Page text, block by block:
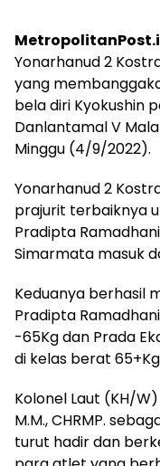
Yonarhanud 2
yang
bela diri Kyokushin
Danlantamal V
Minggu (4/9/2022).
Yonarhanud 2
prajurit terbaiknya
Pradipta
Simarmata masuk
Keduanya berhasil
Pradipta
-65Kg dan Prada
di kelas berat
Kolonel Laut (KH/W)
M.M., CHRMP.
turut hadir dan